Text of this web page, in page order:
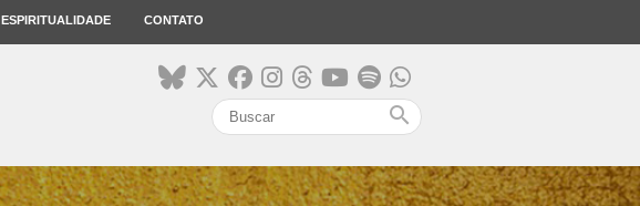
ESPIRITUALIDADE CONTATO
search